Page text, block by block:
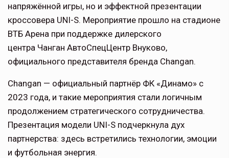
напряжённой игры, но и эффектной презентации
кроссовера UNI-S. Мероприятие прошло на стадионе
ВТБ Арена при поддержке дилерского
центра Чанган АвтоСпецЦентр Внуково,
официального представителя бренда Changan.
Changan — официальный партнёр ФК «Динамо» с
2023 года, и такие мероприятия стали логичным
продолжением стратегического сотрудничества.
Презентация модели UNI-S подчеркнула дух
партнерства: здесь встретились технологии, эмоции
и футбольная энергия.